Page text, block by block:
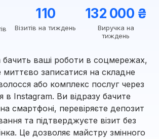
110
Візитів на тиждень
132 000 ₴
Виручка на
тиждень
бачить ваші роботи в соцмережах,
записатися на складне
або комплекс послуг через
в Instagram. Ви відразу бачите
смартфоні, перевіряєте депозит
та підтверджуєте візит без
Це дозволяє майстру змінного